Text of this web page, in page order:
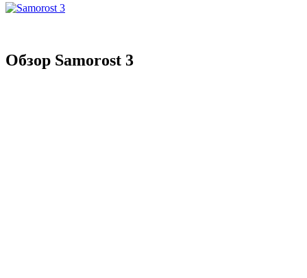
Обзор Samorost 3